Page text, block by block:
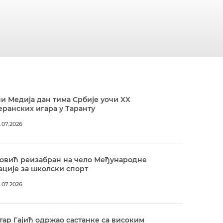
Медија дан тима Србије уочи XX
игара у Таранту
реизабран на чело Међународне
за школски спорт
Гајић одржао састанке са високим